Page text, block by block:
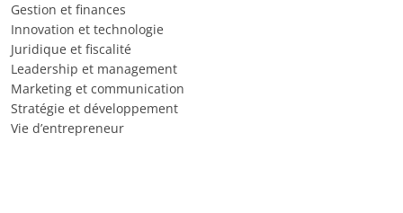
Gestion et finances
Innovation et technologie
Juridique et fiscalité
Leadership et management
Marketing et communication
Stratégie et développement
Vie d’entrepreneur